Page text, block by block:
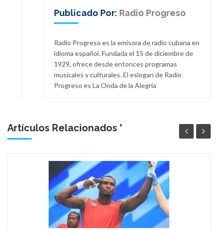
Publicado Por: Radio Progreso
Radio Progreso es la emisora de radio cubana en
idioma español. Fundada el 15 de diciembre de
1929, ofrece desde entonces programas
musicales y culturales. El eslogan de Radio
Progreso es La Onda de la Alegría
Artículos Relacionados '